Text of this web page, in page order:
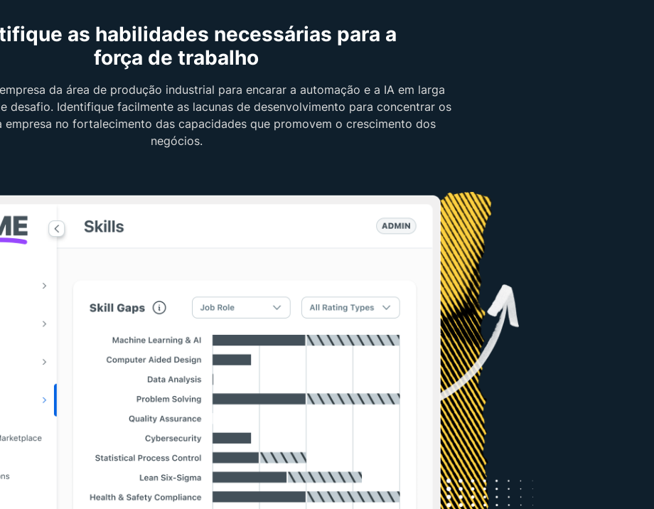
as habilidades necessárias para a
força de trabalho
da área de produção industrial para encarar a automação e a IA em larga
desafio. Identifique facilmente as lacunas de desenvolvimento para concentrar os
empresa no fortalecimento das capacidades que promovem o crescimento dos
negócios.